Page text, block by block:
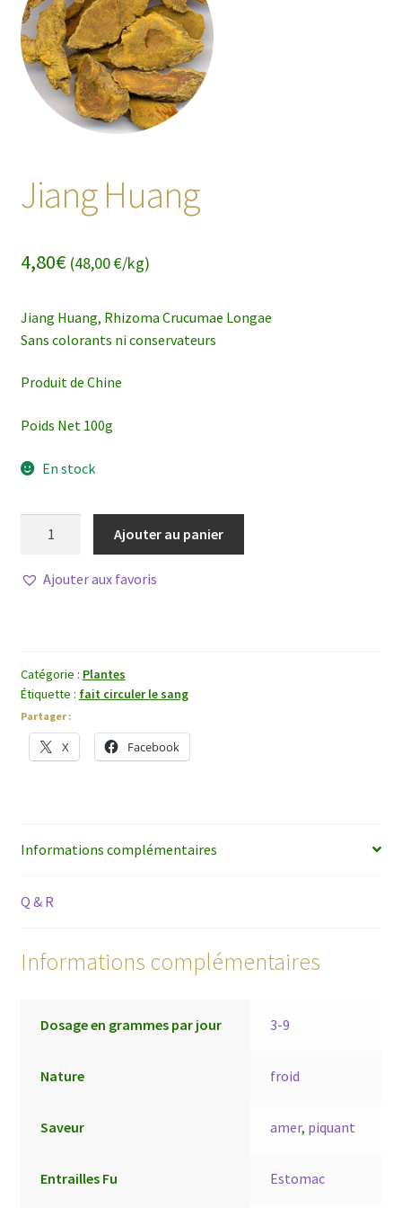
Jiang Huang
4,80€(48,00 €/kg)
Jiang Huang, Rhizoma Crucumae Longae
Sans colorants ni conservateurs
Produit de Chine
Poids Net 100g
En stock
Huang
Ajouter au panier
Ajouter aux favoris
Catégorie : Plantes
Étiquette : fait circuler le sang
Partager :
X Facebook
Informations complémentaires
Q & R
Informations complémentaires
Dosage en grammes par jour 3-9
Nature froid
Saveur amer, piquant
Entrailles Fu Estomac